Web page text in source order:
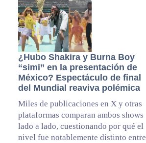
¿Hubo Shakira y Burna Boy
“simi” en la presentación de
México? Espectáculo de final
del Mundial reaviva polémica
Miles de publicaciones en X y otras
plataformas comparan ambos shows
lado a lado, cuestionando por qué el
nivel fue notablemente distinto entre